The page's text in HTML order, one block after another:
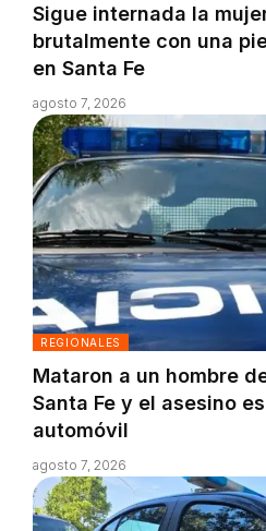
Sigue internada la
brutalmente con una
en Santa Fe
agosto 7, 2026
REGIONALES
Mataron a un hombre
Santa Fe y el asesino
automóvil
agosto 7, 2026